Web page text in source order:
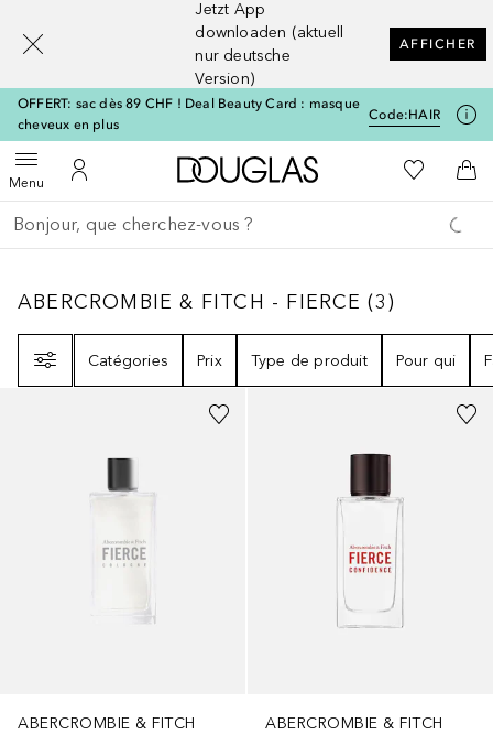
Jetzt App
downloaden (aktuell
nur deutsche
Version)
AFFICHER
OFFERT: sac dès 89 CHF ! Deal Beauty Card : masque
cheveux en plus
Code:HAIR
MenuOuvrir le menuVers Mon Compte
Vers l'accueil Douglas
Vers Ma
Retourner
Exécuter la recherche
ABERCROMBIE & FITCH - FIERCE3
ABERCROMBIE & FITCH - FIERCE (3)
Catégories
Prix Type de produit Pour qui
ABERCROMBIE & FITCH
ABERCROMBIE & FITCH
[navigation.slideout.screenreader]